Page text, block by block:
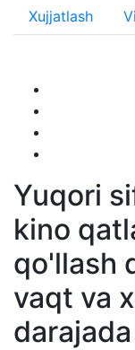
Xujjatlash
Yuqori
kino
qo'llash
vaqt va